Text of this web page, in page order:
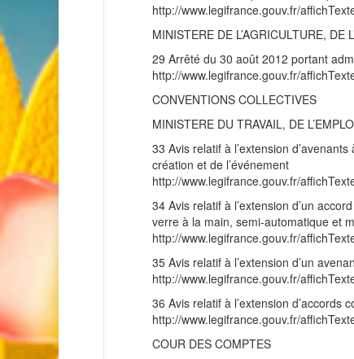
http://www.legifrance.gouv.fr/
MINISTERE DE L’AGRICULTURE, DE
29 Arrêté du 30 août 2012 portant
http://www.legifrance.gouv.fr/
CONVENTIONS COLLECTIVES
MINISTERE DU TRAVAIL, DE
33 Avis relatif à l’extension
création et de l’événement
http://www.legifrance.gouv.fr/
34 Avis relatif à l’extension d’un
verre à la main, semi-automatique et
http://www.legifrance.gouv.fr/
35 Avis relatif à l’extension d’un
http://www.legifrance.gouv.fr/
36 Avis relatif à l’extension
http://www.legifrance.gouv.fr/
COUR DES COMPTES